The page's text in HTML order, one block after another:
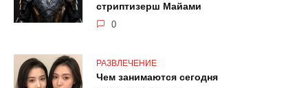
стриптизерш Майами
0
РАЗВЛЕЧЕНИЕ
Чем занимаются сегодня